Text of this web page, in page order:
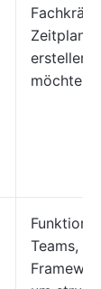
Zeitplan
erstellen
möchten
Teams,